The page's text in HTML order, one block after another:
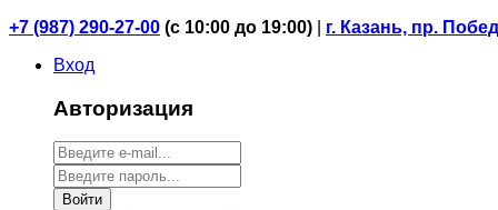
+7 (987) 290-27-00 (с 10:00 до 19:00)
г. Казань, пр.
Вход
Авторизация
Войти